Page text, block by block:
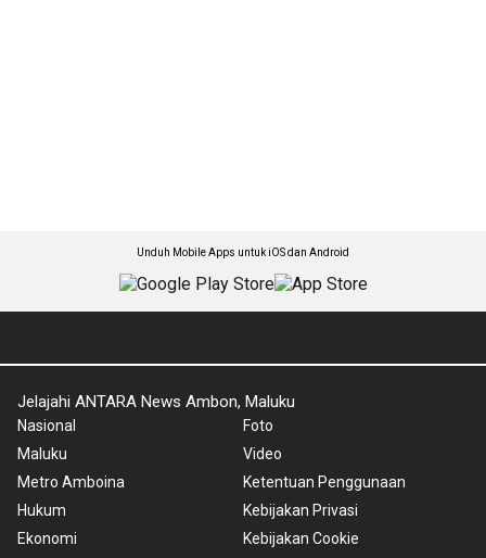
Unduh Mobile Apps untuk iOS dan Android
Jelajahi ANTARA News Ambon, Maluku
Nasional
Maluku
Metro Amboina
Hukum
Ekonomi
Foto
Video
Ketentuan Penggunaan
Kebijakan Privasi
Kebijakan Cookie